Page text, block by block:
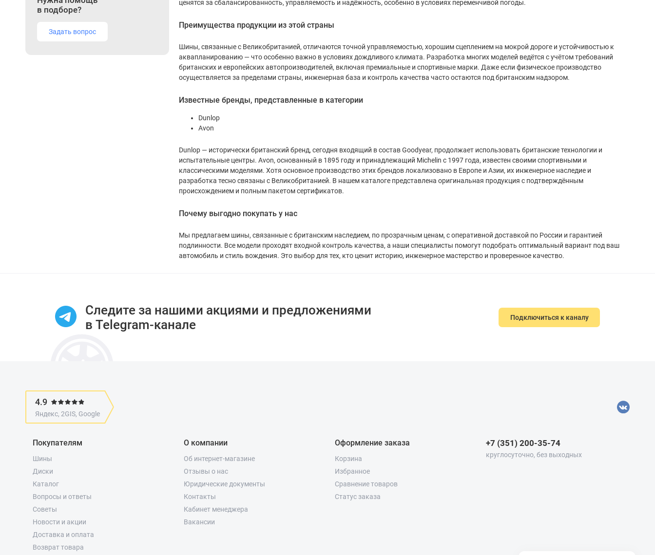
в подборе?
Задать вопрос
ценятся за сбалансированность, управляемость и надёжность, особенно в условиях переменчивой погоды.
Преимущества продукции из этой страны
Шины, связанные с Великобританией, отличаются точной управляемостью, хорошим сцеплением на мокрой дороге и устойчивостью к
аквапланированию — что особенно важно в условиях дождливого климата. Разработка многих моделей ведётся с учётом требований
британских и европейских автопроизводителей, включая премиальные и спортивные марки. Даже если физическое производство
осуществляется за пределами страны, инженерная база и контроль качества часто остаются под британским надзором.
Известные бренды, представленные в категории
Dunlop
Avon
Dunlop — исторически британский бренд, сегодня входящий в состав Goodyear, продолжает использовать британские технологии и
испытательные центры. Avon, основанный в 1895 году и принадлежащий Michelin с 1997 года, известен своими спортивными и
классическими моделями. Хотя основное производство этих брендов локализовано в Европе и Азии, их инженерное наследие и
разработка тесно связаны с Великобританией. В нашем каталоге представлена оригинальная продукция с подтверждённым
происхождением и полным пакетом сертификатов.
Почему выгодно покупать у нас
Мы предлагаем шины, связанные с британским наследием, по прозрачным ценам, с оперативной доставкой по России и гарантией
подлинности. Все модели проходят входной контроль качества, а наши специалисты помогут подобрать оптимальный вариант под ваш
автомобиль и стиль вождения. Это выбор для тех, кто ценит историю, инженерное мастерство и проверенное качество.
Следите за нашими акциями и предложениями
в Telegram-канале
Подключиться к каналу
4.9
Яндекс, 2GIS, Google
Покупателям
Шины
Диски
Каталог
Вопросы и ответы
Советы
Новости и акции
Доставка и оплата
Возврат товара
О компании
Об интернет-магазине
Отзывы о нас
Юридические документы
Контакты
Кабинет менеджера
Вакансии
Оформление заказа
Корзина
Избранное
Сравнение товаров
Статус заказа
+7 (351) 200-35-74
круглосуточно, без выходных